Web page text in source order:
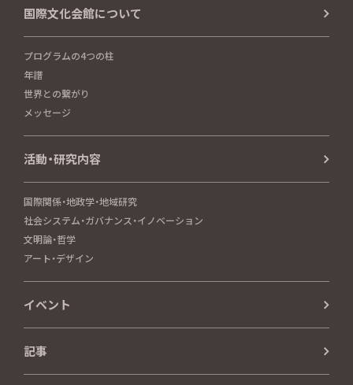
国際文化会館について
プログラムの4つの柱
年譜
世界との繋がり
メッセージ
活動・研究内容
国際関係・地政学・地域研究
社会システム・ガバナンス・イノベーション
文明論・哲学
アート・デザイン
イベント
記事